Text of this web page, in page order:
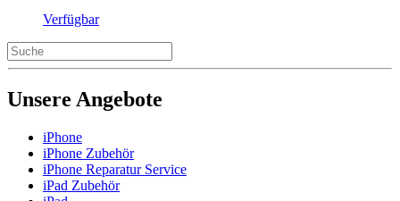
Verfügbar
Unsere Angebote
iPhone
iPhone Zubehör
iPhone Reparatur Service
iPad Zubehör